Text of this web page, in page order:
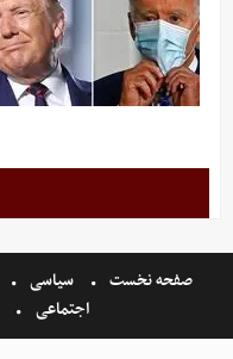
صفحه نخست سیاسی
اجتماعی